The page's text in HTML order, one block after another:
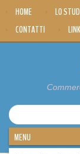
HOME LO
CONTATTI
LINK